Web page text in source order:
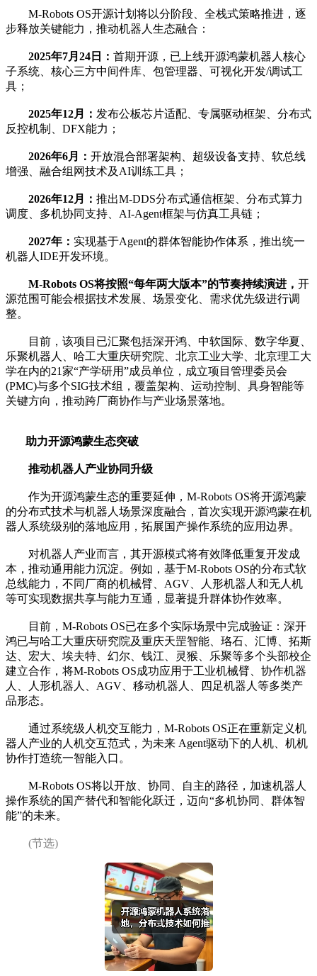
M-Robots OS开源计划将以分阶段、全栈式策略推进，逐
步释放关键能力，推动机器人生态融合：
2025年7月24日： 首期开源，已上线开源鸿蒙机器人核心
子系统、核心三方中间件库、包管理器、可视化开发/调试工
具；
2025年12月： 发布公板芯片适配、专属驱动框架、分布式
反控机制、DFX能力；
2026年6月： 开放混合部署架构、超级设备支持、软总线
增强、融合组网技术及AI训练工具；
2026年12月： 推出M-DDS分布式通信框架、分布式算力
调度、多机协同支持、AI-Agent框架与仿真工具链；
2027年： 实现基于Agent的群体智能协作体系，推出统一
机器人IDE开发环境。
M-Robots OS将按照“每年两大版本”的节奏持续演进， 开
源范围可能会根据技术发展、场景变化、需求优先级进行调
整。
目前，该项目已汇聚包括深开鸿、中软国际、数字华夏、
乐聚机器人、哈工大重庆研究院、北京工业大学、北京理工大
学在内的21家“产学研用”成员单位，成立项目管理委员会
(PMC)与多个SIG技术组，覆盖架构、运动控制、具身智能等
关键方向，推动跨厂商协作与产业场景落地。
助力开源鸿蒙生态突破
推动机器人产业协同升级
作为开源鸿蒙生态的重要延伸，M-Robots OS将开源鸿蒙
的分布式技术与机器人场景深度融合，首次实现开源鸿蒙在机
器人系统级别的落地应用，拓展国产操作系统的应用边界。
对机器人产业而言，其开源模式将有效降低重复开发成
本，推动通用能力沉淀。例如，基于M-Robots OS的分布式软
总线能力，不同厂商的机械臂、AGV、人形机器人和无人机
等可实现数据共享与能力互通，显著提升群体协作效率。
目前，M-Robots OS已在多个实际场景中完成验证：深开
鸿已与哈工大重庆研究院及重庆天罡智能、珞石、汇博、拓斯
达、宏大、埃夫特、幻尔、钱江、灵猴、乐聚等多个头部校企
建立合作，将M-Robots OS成功应用于工业机械臂、协作机器
人、人形机器人、AGV、移动机器人、四足机器人等多类产
品形态。
通过系统级人机交互能力，M-Robots OS正在重新定义机
器人产业的人机交互范式，为未来 Agent驱动下的人机、机机
协作打造统一智能入口。
M-Robots OS将以开放、协同、自主的路径，加速机器人
操作系统的国产替代和智能化跃迁，迈向“多机协同、群体智
能”的未来。
(节选)